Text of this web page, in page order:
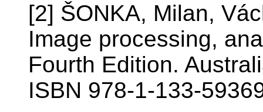
[2] ŠONKA, Milan,
Image processing,
Fourth Edition.
ISBN 978-1-133-